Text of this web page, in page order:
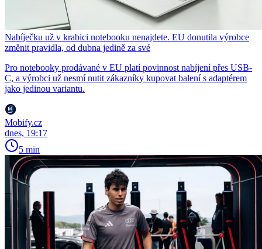
Nabíječku už v krabici notebooku nenajdete. EU donutila výrobce
změnit pravidla, od dubna jedině za své
Pro notebooky prodávané v EU platí povinnost nabíjení přes USB-
C, a výrobci už nesmí nutit zákazníky kupovat balení s adaptérem
jako jedinou variantu.
Mobify.cz
dnes, 19:17
5 min